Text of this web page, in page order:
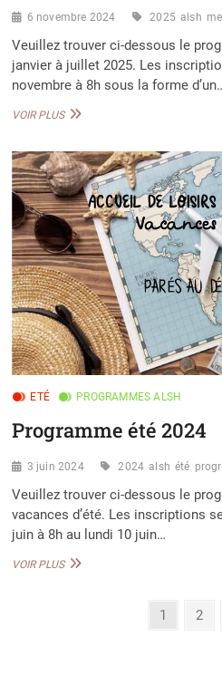
6 novembre 2024 2025 alsh
Veuillez trouver ci-dessous le
janvier à juillet 2025. Les
novembre à 8h sous la forme
VOIR PLUSPROGRAMME
À
JUILLET
2025
ETÉ PROGRAMMES ALSH
Programme été 2024
3 juin 2024 2024 alsh été
Veuillez trouver ci-dessous le
vacances d’été. Les inscriptions
juin à 8h au lundi 10 juin…
VOIR PLUSPROGRAMME
Page
1 Page
2